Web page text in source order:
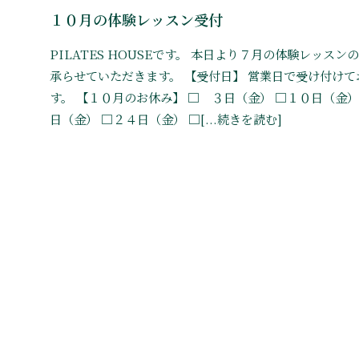
１０月の体験レッスン受付
PILATES HOUSEです。 本日より７月の体験レッスン
承らせていただきます。 【受付日】 営業日で受け付けて
す。 【１０月のお休み】 □ ３日（金） □１０日（金
日（金） □２４日（金） □[...続きを読む]